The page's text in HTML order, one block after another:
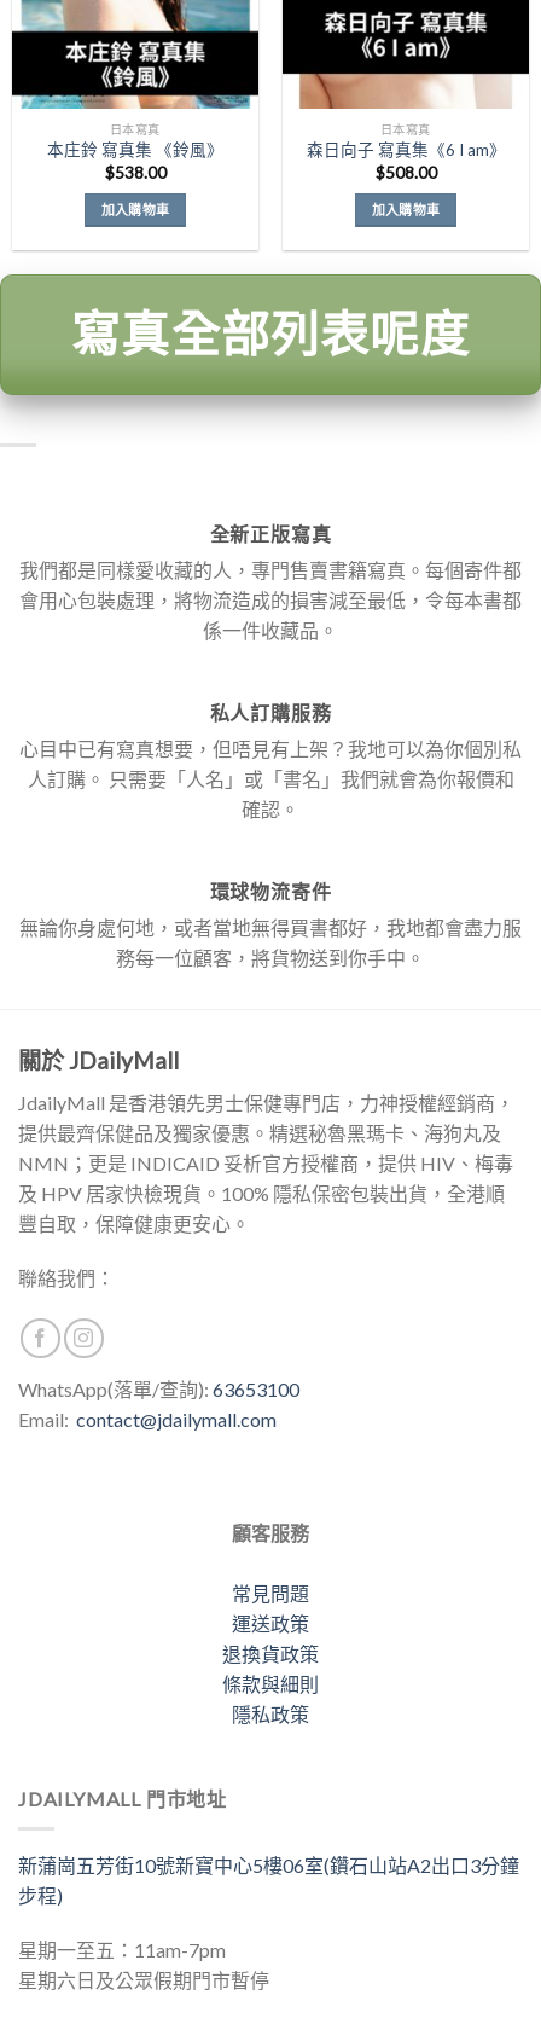
日本寫真
本庄鈴 寫真集 《鈴風》
$538.00
加入購物車
日本寫真
森日向子 寫真集《6 I am》
$508.00
加入購物車
寫真全部列表呢度
全新正版寫真
我們都是同樣愛收藏的人，專門售賣書籍寫真。每個寄件都
會用心包裝處理，將物流造成的損害減至最低，令每本書都
係一件收藏品。
私人訂購服務
心目中已有寫真想要，但唔見有上架？我地可以為你個別私
人訂購。 只需要「人名」或「書名」我們就會為你報價和
確認。
環球物流寄件
無論你身處何地，或者當地無得買書都好，我地都會盡力服
務每一位顧客，將貨物送到你手中。
關於 JDailyMall
JdailyMall 是香港領先男士保健專門店，力神授權經銷商，
提供最齊保健品及獨家優惠。精選秘魯黑瑪卡、海狗丸及
NMN；更是 INDICAID 妥析官方授權商，提供 HIV、梅毒
及 HPV 居家快檢現貨。100% 隱私保密包裝出貨，全港順
豐自取，保障健康更安心。
聯絡我們：
WhatsApp(落單/查詢): 63653100
Email: contact@jdailymall.com
顧客服務
常見問題
運送政策
退換貨政策
條款與細則
隱私政策
JDAILYMALL 門市地址
新蒲崗五芳街10號新寶中心5樓06室(鑽石山站A2出口3分鐘
步程)
星期一至五：11am-7pm
星期六日及公眾假期門市暫停